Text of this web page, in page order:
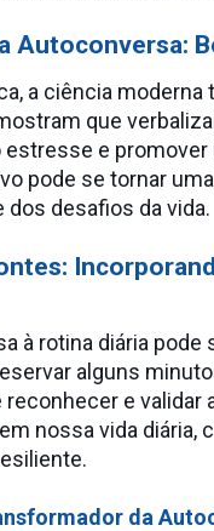
Autoconversa:
a ciência
que
estresse e
pode se tornar
desafios da vida.
à rotina diária
alguns
e validar
nossa vida
da